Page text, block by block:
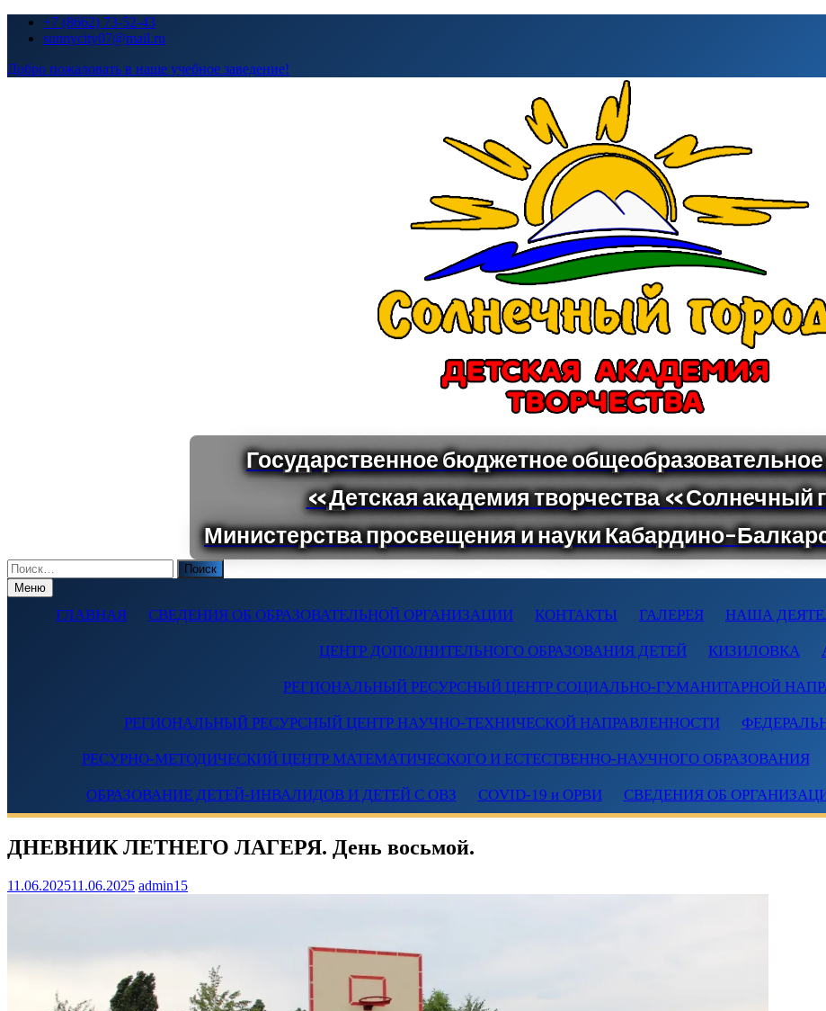
Перейти+7 (8662) 73-52-43
sunnycity07@mail.ru
Добро пожаловать в наше учебное заведение!
Поиск
по:Меню
ГЛАВНАЯ СВЕДЕНИЯ ОБ ОБРАЗОВАТЕЛЬНОЙ ОРГАНИЗАЦИИ КОНТАКТЫ ГАЛЕРЕЯ НАША
ЦЕНТР ДОПОЛНИТЕЛЬНОГО ОБРАЗОВАНИЯ ДЕТЕЙ КИЗИЛОВКА
РЕГИОНАЛЬНЫЙ РЕСУРСНЫЙ ЦЕНТР СОЦИАЛЬНО-ГУМАНИТАРНОЙ
РЕГИОНАЛЬНЫЙ РЕСУРСНЫЙ ЦЕНТР НАУЧНО-ТЕХНИЧЕСКОЙ НАПРАВЛЕННОСТИ
РЕСУРНО-МЕТОДИЧЕСКИЙ ЦЕНТР МАТЕМАТИЧЕСКОГО И ЕСТЕСТВЕННО-НАУЧНОГО ОБРАЗОВАНИЯ
ОБРАЗОВАНИЕ ДЕТЕЙ-ИНВАЛИДОВ И ДЕТЕЙ С ОВЗ COVID-19 и ОРВИ СВЕДЕНИЯ ОБ
ДНЕВНИК ЛЕТНЕГО ЛАГЕРЯ. День восьмой.
11.06.202511.06.2025 admin15